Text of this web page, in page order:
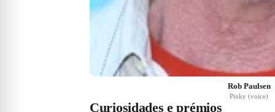
Rob Paulsen
Pinky (voice)
Curiosidades e prémios